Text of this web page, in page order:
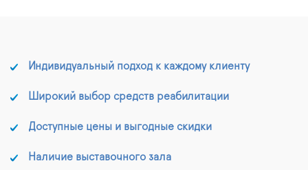
Индивидуальный подход к каждому клиенту
Широкий выбор средств реабилитации
Доступные цены и выгодные скидки
Наличие выставочного зала